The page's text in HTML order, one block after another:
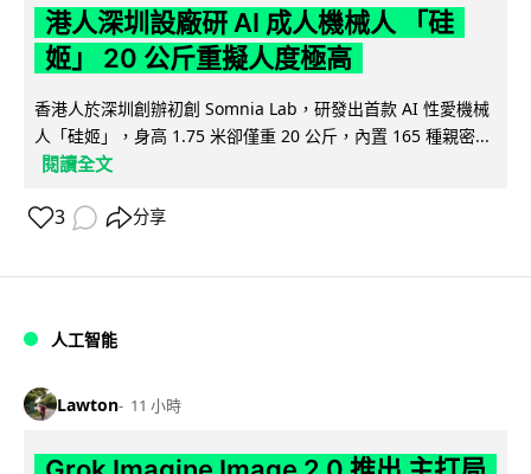
港人深圳設廠研 AI 成人機械人 「硅
姬」 20 公斤重擬人度極高
香港人於深圳創辦初創 Somnia Lab，研發出首款 AI 性愛機械
人「硅姬」，身高 1.75 米卻僅重 20 公斤，內置 165 種親密...
閱讀全文
3 分享
人工智能
Lawton 11 小時